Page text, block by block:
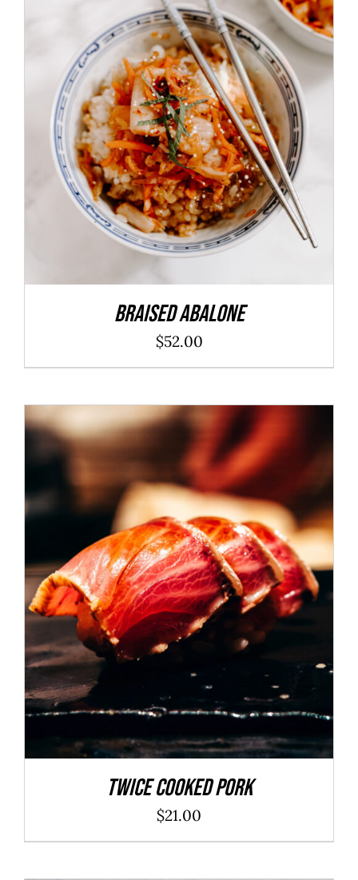
ADD TO CART / DÉTAILS
Braised Abalone
$52.00
ADD TO CART / DÉTAILS
Twice Cooked Pork
$21.00